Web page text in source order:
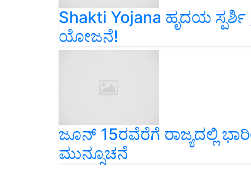
Shakti Yojana ಹೃದಯ ಸ್ಪರ್ಶಿ
ಯೋಜನೆ!
ಜೂನ್‌ 15ರವೆರೆಗೆ ರಾಜ್ಯದಲ್ಲಿ
ಮುನ್ಸೂಚನೆ